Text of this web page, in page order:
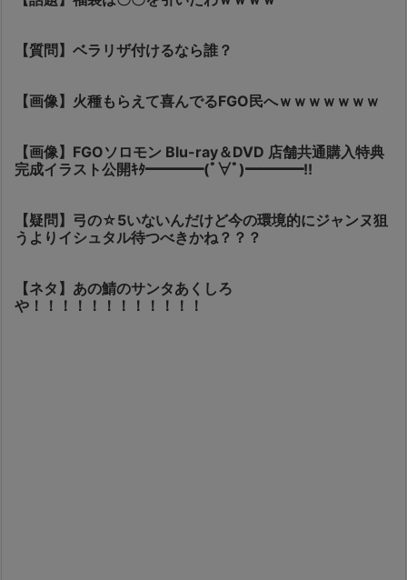
【質問】ベラリザ付けるなら誰？
【画像】火種もらえて喜んでるFGO民へｗｗｗｗｗｗｗ
【画像】FGOソロモン Blu-ray＆DVD 店舗共通購入特典
完成イラスト公開ｷﾀ━━━━(ﾟ∀ﾟ)━━━━!!
【疑問】弓の☆5いないんだけど今の環境的にジャンヌ狙
うよりイシュタル待つべきかね？？？
【ネタ】あの鯖のサンタあくしろ
や！！！！！！！！！！！！